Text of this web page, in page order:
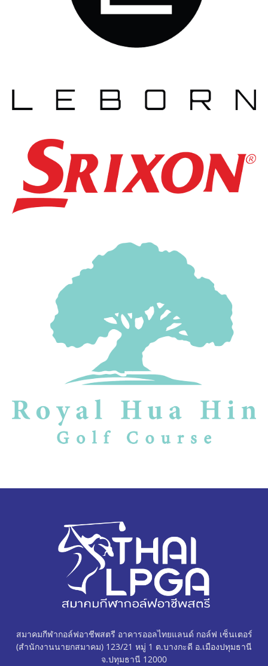
สมาคมกีฬากอล์ฟอาชีพสตรี อาคารออลไทยแลนด์ กอล์ฟ เซ็นเตอร์
(สำนักงานนายกสมาคม) 123/21 หมู่ 1 ต.บางกะดี อ.เมืองปทุมธานี
จ.ปทุมธานี 12000